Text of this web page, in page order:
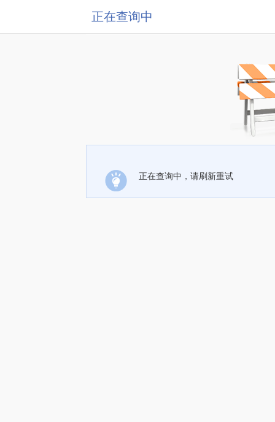
正在查询中
正在查询中，请刷新重试